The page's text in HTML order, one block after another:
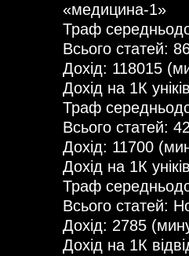
«медицина-1»
Траф
Всього статей:
Дохід: 118015
Дохід на 1К
Траф
Всього статей:
Дохід: 11700
Дохід на 1К
Траф
Всього статей:
Дохід: 2785
Дохід на 1К